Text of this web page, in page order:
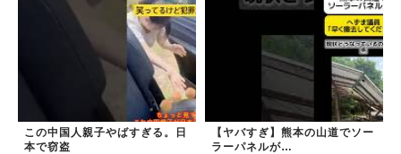
この中国人親子やばすぎる。日
本で窃盗
【ヤバすぎ】熊本の山道でソー
ラーパネルが…